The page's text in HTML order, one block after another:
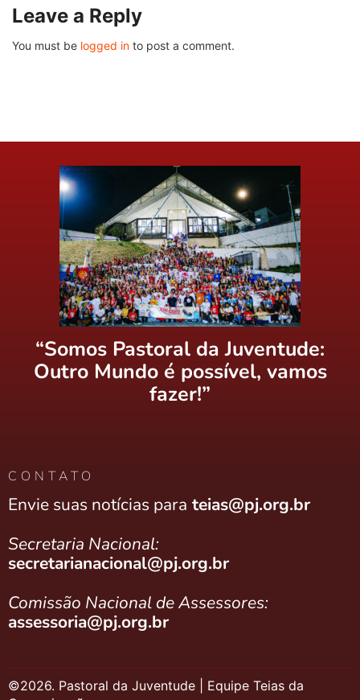
Leave a Reply
You must be logged in to post a comment.
“Somos Pastoral da Juventude:
Outro Mundo é possível, vamos
fazer!”
CONTATO
Envie suas notícias para teias@pj.org.br
Secretaria Nacional:
secretarianacional@pj.org.br
Comissão Nacional de Assessores:
assessoria@pj.org.br
©2026. Pastoral da Juventude | Equipe Teias da